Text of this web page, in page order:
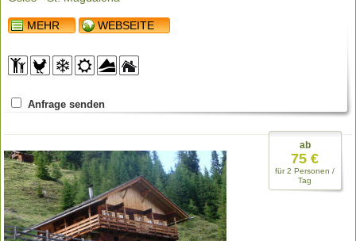
MEHR WEBSEITE
Anfrage senden
ab
75 €
für 2 Personen /
Tag